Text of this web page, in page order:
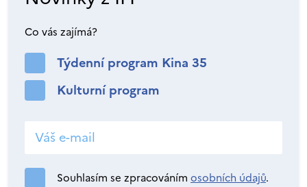
Co vás zajímá?
Týdenní program Kina 35
Kulturní program
Souhlasím se zpracováním osobních údajů.